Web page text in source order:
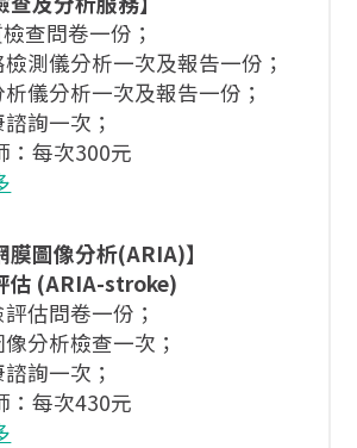
查問卷一份；
測儀分析一次及報告一份；
儀分析一次及報告一份；
詢一次；
：每次300元
膜圖像分析(ARIA)】
估 (ARIA-stroke)
估問卷一份；
分析檢查一次；
詢一次；
每次430元